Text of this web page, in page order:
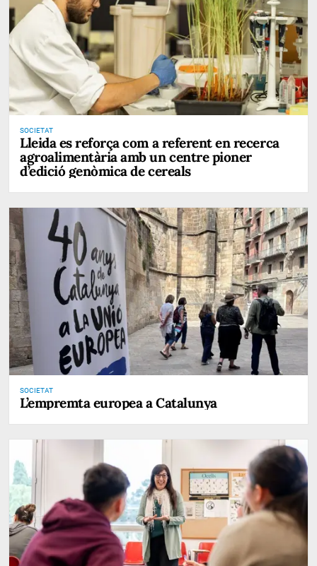
SOCIETAT
Lleida es reforça com a referent en recerca
agroalimentària amb un centre pioner
d’edició genòmica de cereals
SOCIETAT
L’empremta europea a Catalunya